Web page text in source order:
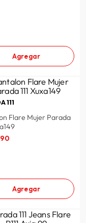
Agregar
111
Flare Mujer Parada
90
Agregar